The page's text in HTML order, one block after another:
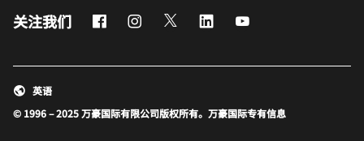
关注我们 FacebookInstagram
Twitter LinkedIn
© 1996 – 2025 万豪国际有限公司版权所有。万豪国际专有信息
英语